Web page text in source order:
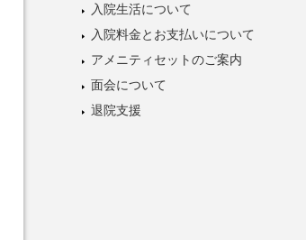
入院生活について
入院料金とお支払いについて
アメニティセットのご案内
面会について
退院支援